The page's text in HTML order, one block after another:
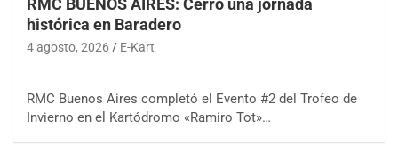
RMC BUENOS AIRES: Cerró una jornada
histórica en Baradero
4 agosto, 2026 E-Kart
RMC Buenos Aires completó el Evento #2 del Trofeo de
Invierno en el Kartódromo «Ramiro Tot»…